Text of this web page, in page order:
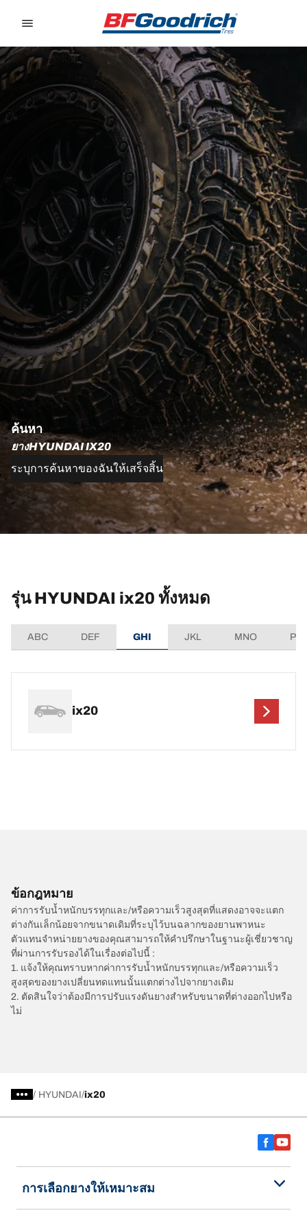
ค้นหา
ยางHYUNDAI IX20
ระบุการค้นหาของฉันให้เสร็จสิ้น
รุ่น HYUNDAI ix20 ทั้งหมด
ABC DEF GHI JKL MNO
ix20
ข้อกฎหมาย
ค่าการรับน้ำหนักบรรทุกและ/หรือความเร็วสูงสุดที่แสดงอาจจะแตก
ต่างกันเล็กน้อยจากขนาดเดิมที่ระบุไว้บนฉลากของยานพาหนะ
ตัวแทนจำหน่ายยางของคุณสามารถให้คำปรึกษาในฐานะผู้เชี่ยวชาญ
ที่ผ่านการรับรองได้ในเรื่องต่อไปนี้ :
1. แจ้งให้คุณทราบหากค่าการรับน้ำหนักบรรทุกและ/หรือความเร็ว
สูงสุดของยางเปลี่ยนทดแทนนั้นแตกต่างไปจากยางเดิม
2. ตัดสินใจว่าต้องมีการปรับแรงดันยางสำหรับขนาดที่ต่างออกไปหรือ
ไม่
/ HYUNDAI ix20
การเลือกยางให้เหมาะสม